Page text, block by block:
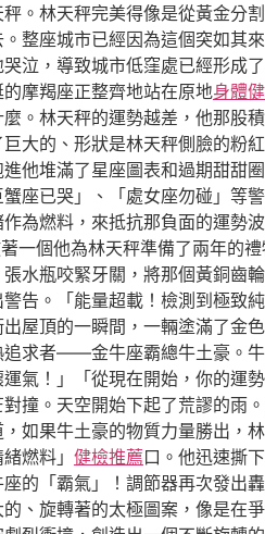
。林天秤完美得像是從黃金分
整座城市已經因為這個突如其
泣，導致城市低窪處已經形成
摩羯座正整齊地站在原地身體
。林天秤的運勢越差，他那股
大的、形狀是林天秤側臉的粉
他堆滿了星座圖表和過期甜甜
座已哭」、「處女座勿碰」等
為燃料，來抵抗那負面的運勢
一個他為林天秤準備了兩年的
水瓶咬緊牙關，將那個黃銅齒
告。「能量超載！檢測到極致
屋頂的一瞬間，一輛塗滿了金
求者——金牛座霸總牛土豪。
氣！」「從現在開始，你的運
撞。天空開始下起了荒謬的雨
如果牛土豪的物質力量勝出，
燃料」 健檢推薦口。他迅速撕
的「霸氣」！調節器再次發出
、旋轉著的太極圖案，像是在